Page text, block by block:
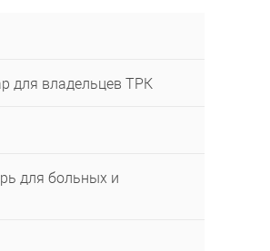
для владельцев ТРК
для больных и